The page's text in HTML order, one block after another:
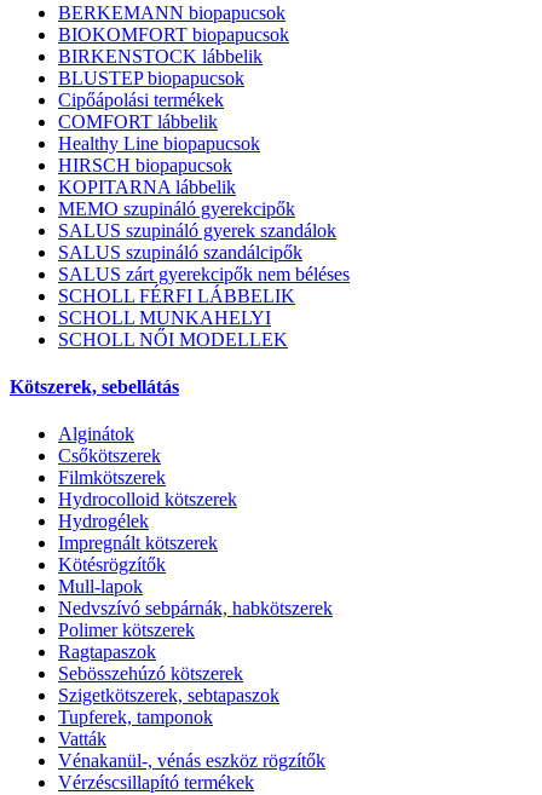
BERKEMANN biopapucsok
BIOKOMFORT biopapucsok
BIRKENSTOCK lábbelik
BLUSTEP biopapucsok
Cipőápolási termékek
COMFORT lábbelik
Healthy Line biopapucsok
HIRSCH biopapucsok
KOPITARNA lábbelik
MEMO szupináló gyerekcipők
SALUS szupináló gyerek szandálok
SALUS szupináló szandálcipők
SALUS zárt gyerekcipők nem béléses
SCHOLL FÉRFI LÁBBELIK
SCHOLL MUNKAHELYI
SCHOLL NŐI MODELLEK
Kötszerek, sebellátás
Alginátok
Csőkötszerek
Filmkötszerek
Hydrocolloid kötszerek
Hydrogélek
Impregnált kötszerek
Kötésrögzítők
Mull-lapok
Nedvszívó sebpárnák, habkötszerek
Polimer kötszerek
Ragtapaszok
Sebösszehúzó kötszerek
Szigetkötszerek, sebtapaszok
Tupferek, tamponok
Vatták
Vénakanül-, vénás eszköz rögzítők
Vérzéscsillapító termékek